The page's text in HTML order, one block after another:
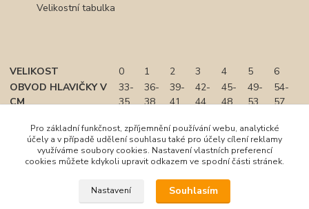
Velikostní tabulka
VELIKOST 0 1 2 3 4 5
6
OBVOD HLAVIČKY V
CM
33-
35
36-
38
39-
41
42-
44
45-
48
49-
53
54-
57
Zboží zařazeno v kategoriích
Pro základní funkčnost, zpříjemnění používání webu, analytické
účely a v případě udělení souhlasu také pro účely cílení reklamy
využíváme soubory cookies. Nastavení vlastních preferencí
cookies můžete kdykoli upravit odkazem ve spodní části stránek.
Nastavení Souhlasím